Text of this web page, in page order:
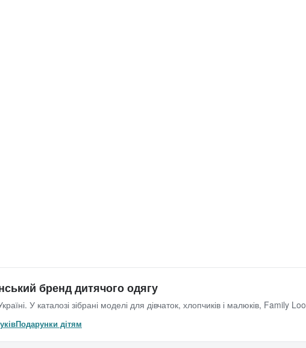
бренд дитячого одягу
У каталозі зібрані моделі для дівчаток, хлопчиків і малюків, Family
Подарунки дітям